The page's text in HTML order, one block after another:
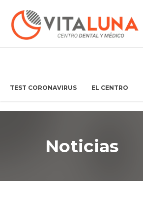
TEST CORONAVIRUS EL CENTRO
Noticias